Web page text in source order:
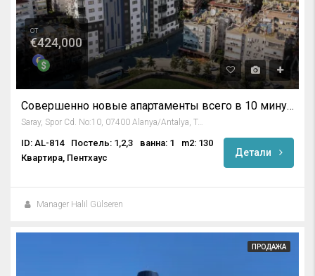
от
€424,000
Совершенно новые апартаменты всего в 10 минутах ходьбы от знаменитого пляжа Клеопатры
Saray, Spor Cd. No:10, 07400 Alanya/Antalya, Turkey
ID: AL-814 Постель: 1,2,3 ванна: 1
m2: 130
Квартира, Пентхаус
Детали
Manager Halil Gülseren
ПРОДАЖА